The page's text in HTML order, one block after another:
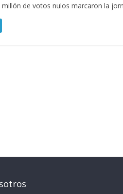
millón de votos nulos marcaron la